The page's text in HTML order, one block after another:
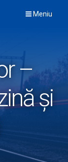
Meniu
–
și